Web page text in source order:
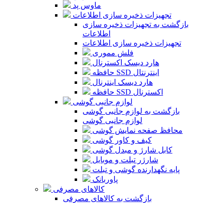
ماوس پد
تجهیزات ذخیره سازی اطلاعات
بازگشت به تجهیزات ذخیره سازی
اطلاعات
تجهیزات ذخیره سازی اطلاعات
فلش مموری
هارد دیسک اکسترنال
حافظه SSD اینترنتال
هارد دیسک اینترنال
حافظه SSD اکسترنال
لوازم جانبی گوشی
بازگشت به لوازم جانبی گوشی
لوازم جانبی گوشی
محافظ صفحه نمایش گوشی
کیف و کاور گوشی
کابل شارژ و مبدل گوشی
شارژر تبلت و موبایل
پایه نگهدارنده گوشی و تبلت
پاوربانک
کالاهای مصرفی
بازگشت به کالاهای مصرفی